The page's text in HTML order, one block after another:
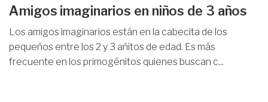
Amigos imaginarios en niños de 3 años
Los amigos imaginarios están en la cabecita de los
pequeños entre los 2 y 3 añitos de edad. Es más
frecuente en los primogénitos quienes buscan c...